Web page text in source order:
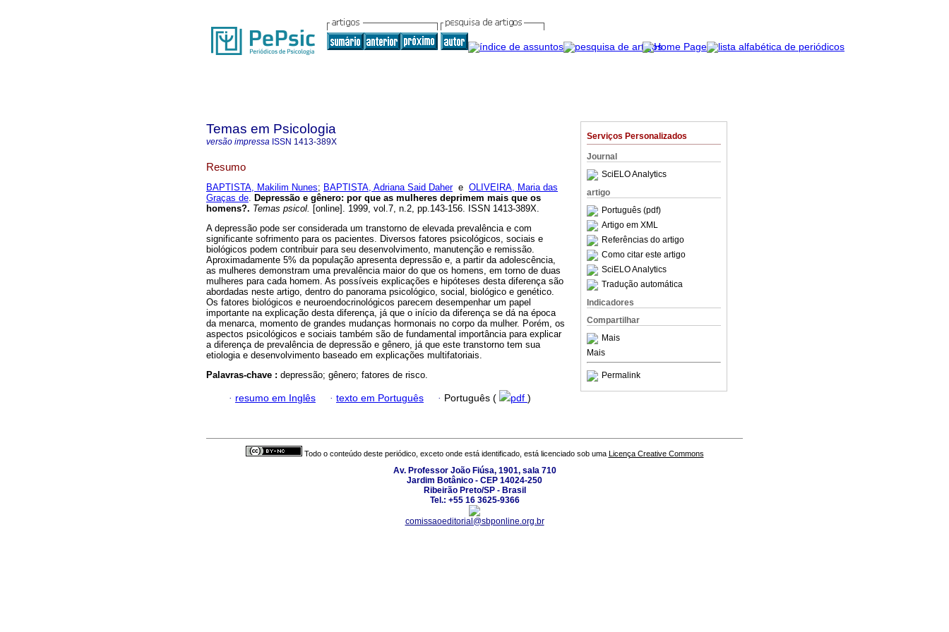
Serviços Personalizados
Journal
SciELO Analytics
artigo
Português (pdf)
Artigo em XML
Referências do artigo
Como citar este artigo
SciELO Analytics
Tradução automática
Indicadores
Compartilhar
Mais
Mais
Permalink
Temas em Psicologia
versão impressa ISSN 1413-389X
Resumo
BAPTISTA, Makilim Nunes; BAPTISTA, Adriana Said Dahere OLIVEIRA, Maria das
Graças de. Depressão e gênero: por que as mulheres deprimem mais que os
homens?. Temas psicol. [online]. 1999, vol.7, n.2, pp.143-156. ISSN 1413-389X.
A depressão pode ser considerada um transtorno de elevada prevalência e com
significante sofrimento para os pacientes. Diversos fatores psicológicos, sociais e
biológicos podem contribuir para seu desenvolvimento, manutenção e remissão.
Aproximadamente 5% da população apresenta depressão e, a partir da adolescência,
as mulheres demonstram uma prevalência maior do que os homens, em torno de duas
mulheres para cada homem. As possíveis explicações e hipóteses desta diferença são
abordadas neste artigo, dentro do panorama psicológico, social, biológico e genético.
Os fatores biológicos e neuroendocrinológicos parecem desempenhar um papel
importante na explicação desta diferença, já que o início da diferença se dá na época
da menarca, momento de grandes mudanças hormonais no corpo da mulher. Porém, os
aspectos psicológicos e sociais também são de fundamental importância para explicar
a diferença de prevalência de depressão e gênero, já que este transtorno tem sua
etiologia e desenvolvimento baseado em explicações multifatoriais.
Palavras-chave : depressão; gênero; fatores de risco.
· resumo em Inglês · texto em Português · Português ( pdf )
Todo o conteúdo deste periódico, exceto onde está identificado, está licenciado sob uma Licença Creative Commons
Av. Professor João Fiúsa, 1901, sala 710
Jardim Botânico - CEP 14024-250
Ribeirão Preto/SP - Brasil
Tel.: +55 16 3625-9366
comissaoeditorial@sbponline.org.br